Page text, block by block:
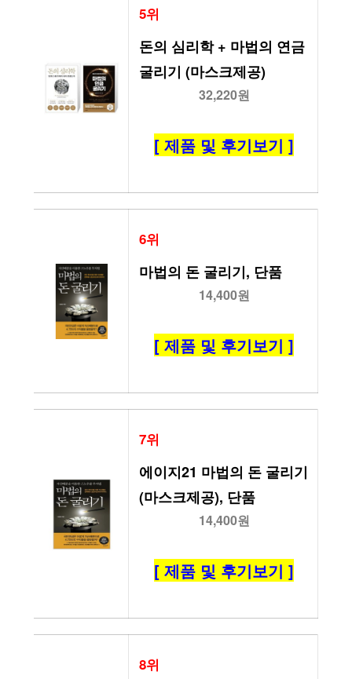
5위
돈의 심리학 + 마법의 연금
굴리기 (마스크제공)
32,220원
[ 제품 및 후기보기 ]
6위
마법의 돈 굴리기, 단품
14,400원
[ 제품 및 후기보기 ]
7위
에이지21 마법의 돈 굴리기
(마스크제공), 단품
14,400원
[ 제품 및 후기보기 ]
8위